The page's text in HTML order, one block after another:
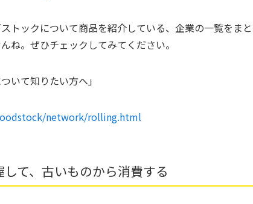
トックについて商品を紹介している、企業の一覧をま
ね。ぜひチェックしてみてください。
いて知りたい方へ」
network/rolling.html
して、古いものから消費する